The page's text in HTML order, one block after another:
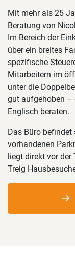
Mit mehr als 25
Beratung von
Im Bereich der
über ein breites
spezifische
Mitarbeitern im
unter die
gut aufgehoben –
Englisch beraten.
Das Büro
vorhandenen
liegt direkt vor
Treig